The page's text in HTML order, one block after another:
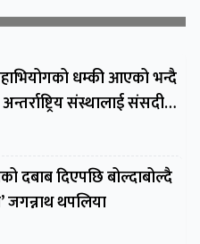
धम्की आएको भन्दै
संस्थालाई संसदीय
दबाब दिएपछि बोल्दाबोल्दै
जगन्नाथ थपलिया